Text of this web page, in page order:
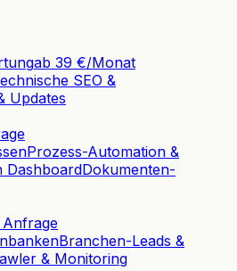
ab 39 €/Monat
SEO &
Updates
Prozess-Automation &
DashboardDokumenten-
Branchen-Leads &
& Monitoring